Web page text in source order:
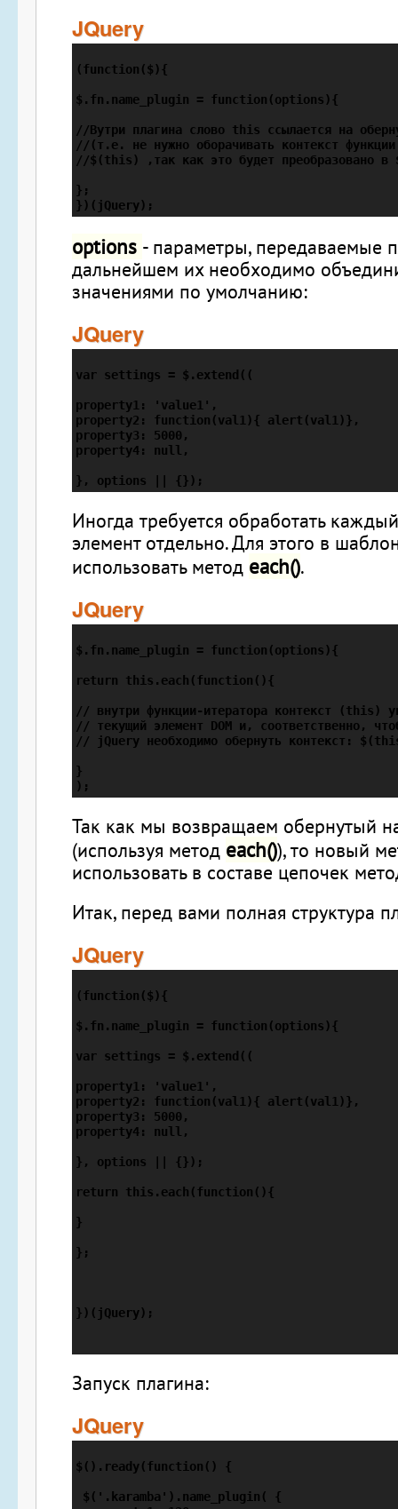
JQuery
(function($){
$.fn.name_plugin = function(options){
//Вутри плагина слово this ссылается на
//(т.е. не нужно оборачивать контекст
//$(this) ,так как это будет
};
options - параметры, передаваемые
дальнейшем их необходимо
значениями по умолчанию:
JQuery
var settings = $.extend((
property1: 'value1',
property2: function(val1){ alert(val1)},
property3: 5000,
property4: null,
}, options || {});
Иногда требуется обработать
элемент отдельно. Для этого в
использовать метод each().
JQuery
$.fn.name_plugin = function(options){
return this.each(function(){
// внутри функции-итератора контекст (this)
// текущий элемент DOM и, соответственно,
// jQuery необходимо обернуть контекст:
}
);
Так как мы возвращаем обернутый
(используя метод each()), то новый
использовать в составе цепочек
Итак, перед вами полная структура
JQuery
(function($){
$.fn.name_plugin = function(options){
var settings = $.extend((
property1: 'value1',
property2: function(val1){ alert(val1)},
property3: 5000,
property4: null,
}, options || {});
return this.each(function(){
}
};
})(jQuery);
Запуск плагина:
JQuery
$().ready(function() {
$('.karamba').name_plugin( {